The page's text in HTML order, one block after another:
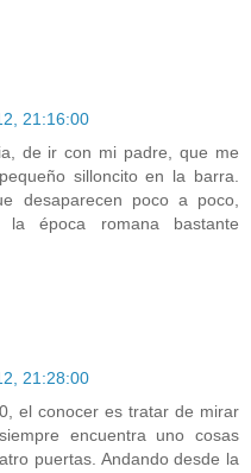
21:16:00
de ir con mi padre, que me
silloncito en la barra.
desaparecen poco a poco,
época romana bastante
21:28:00
el conocer es tratar de mirar
encuentra uno cosas
puertas. Andando desde la